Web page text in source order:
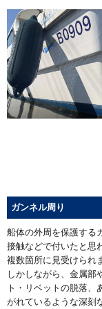
ガンネル周り
船体の外周を保護する
接触などで付いたと思
複数箇所に見受けられ
しかしながら、金属部
ト・リベットの脱落、
がれているような深刻